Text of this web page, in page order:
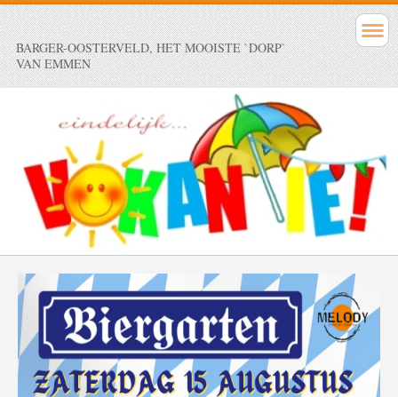
BARGER-OOSTERVELD, HET MOOISTE `DORP`
VAN EMMEN